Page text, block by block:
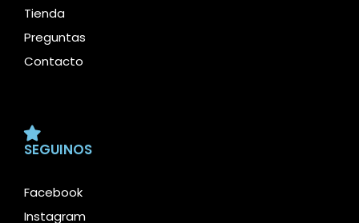
Tienda
Preguntas
Contacto
SEGUINOS
Facebook
Instagram